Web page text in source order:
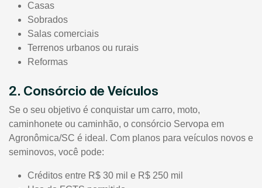
Casas
Sobrados
Salas comerciais
Terrenos urbanos ou rurais
Reformas
2. Consórcio de Veículos
Se o seu objetivo é conquistar um carro, moto,
caminhonete ou caminhão, o consórcio Servopa em
Agronômica/SC é ideal. Com planos para veículos novos e
seminovos, você pode:
Créditos entre R$ 30 mil e R$ 250 mil